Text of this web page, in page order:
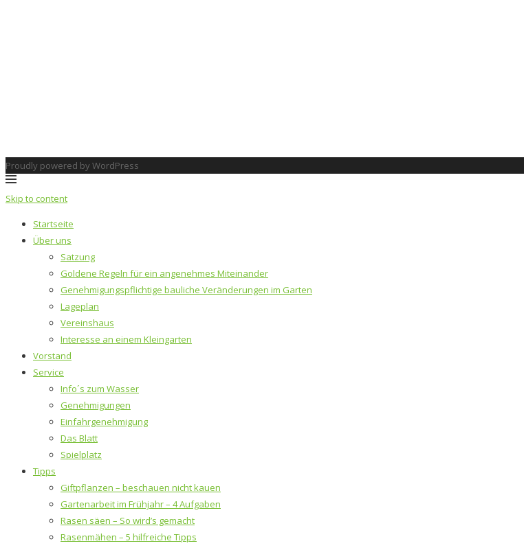
Proudly powered by WordPress
Skip to content
Startseite
Über uns
Satzung
Goldene Regeln für ein angenehmes Miteinander
Genehmigungspflichtige bauliche Veränderungen im Garten
Lageplan
Vereinshaus
Interesse an einem Kleingarten
Vorstand
Service
Info´s zum Wasser
Genehmigungen
Einfahrgenehmigung
Das Blatt
Spielplatz
Tipps
Giftpflanzen – beschauen nicht kauen
Gartenarbeit im Frühjahr – 4 Aufgaben
Rasen säen – So wird’s gemacht
Rasenmähen – 5 hilfreiche Tipps